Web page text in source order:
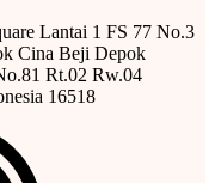
Lantai 1 FS 77 No.3
Cina Beji Depok
Rt.02 Rw.04
16518